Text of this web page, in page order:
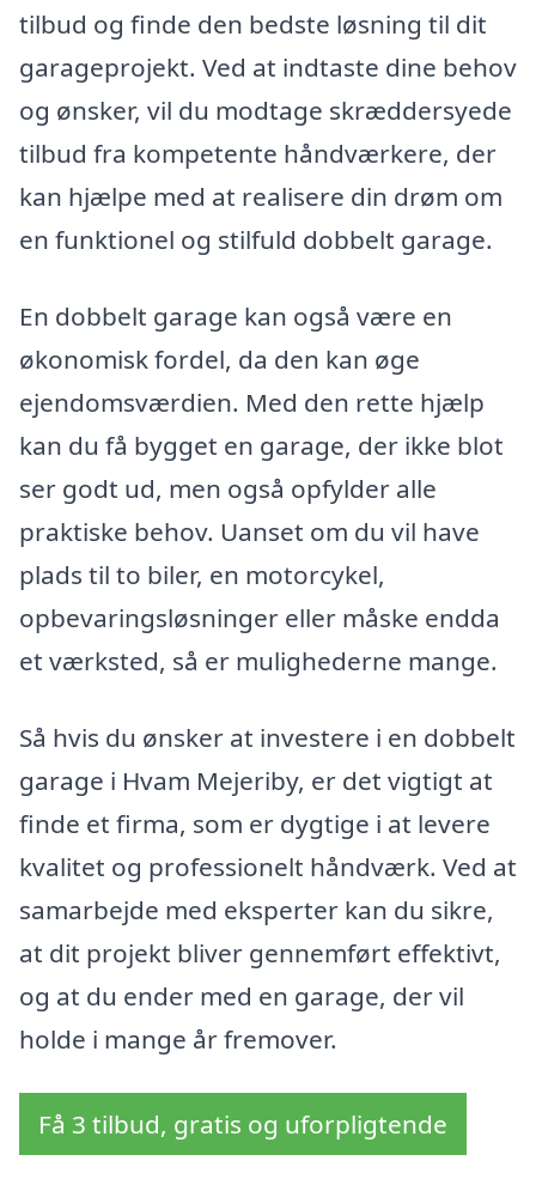
tilbud og finde den bedste løsning til dit
garageprojekt. Ved at indtaste dine behov
og ønsker, vil du modtage skræddersyede
tilbud fra kompetente håndværkere, der
kan hjælpe med at realisere din drøm om
en funktionel og stilfuld dobbelt garage.
En dobbelt garage kan også være en
økonomisk fordel, da den kan øge
ejendomsværdien. Med den rette hjælp
kan du få bygget en garage, der ikke blot
ser godt ud, men også opfylder alle
praktiske behov. Uanset om du vil have
plads til to biler, en motorcykel,
opbevaringsløsninger eller måske endda
et værksted, så er mulighederne mange.
Så hvis du ønsker at investere i en dobbelt
garage i Hvam Mejeriby, er det vigtigt at
finde et firma, som er dygtige i at levere
kvalitet og professionelt håndværk. Ved at
samarbejde med eksperter kan du sikre,
at dit projekt bliver gennemført effektivt,
og at du ender med en garage, der vil
holde i mange år fremover.
Få 3 tilbud, gratis og uforpligtende